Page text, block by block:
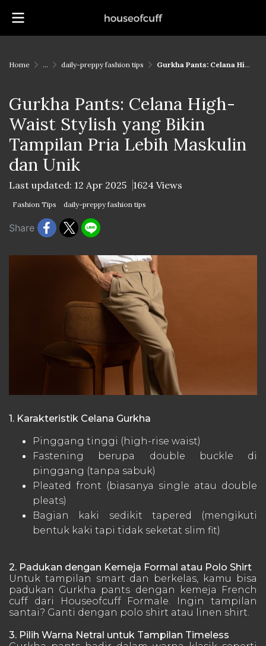
Home ... daily-preppy fashion tips Gurkha Pants: Celana High-Waist Stylish yang Bikin Tampilan Pria Lebih Maskulin dan Unik
Gurkha Pants: Celana High-
Waist Stylish yang Bikin
Tampilan Pria Lebih Maskulin
dan Unik
Last updated: 12 Apr 2025 1624 Views
Fashion Tips daily-preppy fashion tips
Share
1. Karakteristik Celana Gurkha
Pinggang tinggi (high-rise waist)
Fastening berupa double buckle di
pinggang (tanpa sabuk)
Pleated front (biasanya single atau double
pleats)
Bagian kaki sedikit tapered (mengikuti
bentuk kaki tapi tidak seketat slim fit)
2. Padukan dengan Kemeja Formal atau Polo Shirt
Untuk tampilan smart dan berkelas, kamu bisa
padukan Gurkha pants dengan kemeja French
cuff dari Houseofcuff Formale. Ingin tampilan
santai? Ganti dengan polo shirt atau linen shirt.
3. Pilih Warna Netral untuk Tampilan Timeless